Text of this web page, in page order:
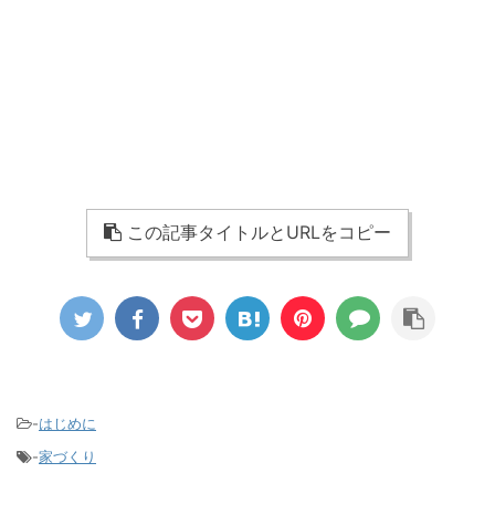
この記事タイトルとURLをコピー
-はじめに
-家づくり